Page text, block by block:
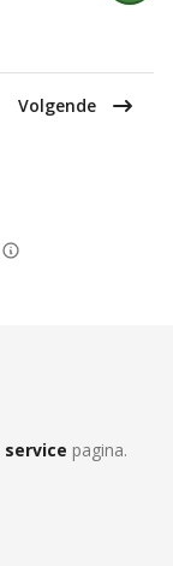
Volgende
service pagina.